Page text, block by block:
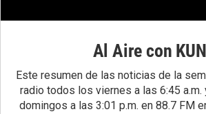
Al Aire con
Este resumen de las noticias de la
radio todos los viernes a las 6:45 a.m.
domingos a las 3:01 p.m. en 88.7 FM